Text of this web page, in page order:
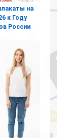
на
к Году
России